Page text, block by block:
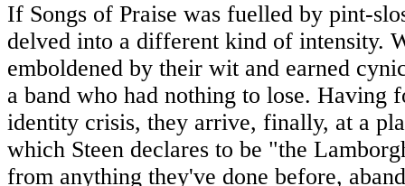
If Songs of Praise was fuelled by pint-
delved into a different kind of intensity.
emboldened by their wit and earned
a band who had nothing to lose. Having
identity crisis, they arrive, finally, at a
which Steen declares to be "the
from anything they've done before,